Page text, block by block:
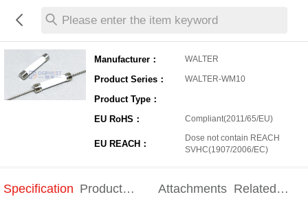
Please enter the item keyword
Manufacturer： WALTER
Product Series： WALTER-WM10
Product Type：
EU RoHS：
Compliant(2011/65/EU)
EU REACH：
Dose not contain REACH
SVHC(1907/2006/EC)
Specification Product
Attachments Related